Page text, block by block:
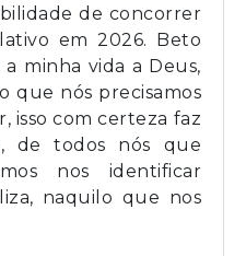
de concorrer
em 2026. Beto
minha vida a Deus,
que nós precisamos
isso com certeza faz
de todos nós que
nos identificar
naquilo que nos